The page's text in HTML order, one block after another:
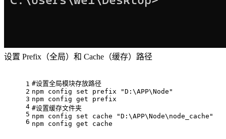
设置 Prefix（全局）和 Cache（缓存）路径
1
2
3
4
5
6
#设置全局模块存放路径
npm config set prefix
"D:\APP\Node"
npm config get prefix
#设置缓存文件夹
npm config set cache
"D:\APP\Node\node_cache"
npm config get cache